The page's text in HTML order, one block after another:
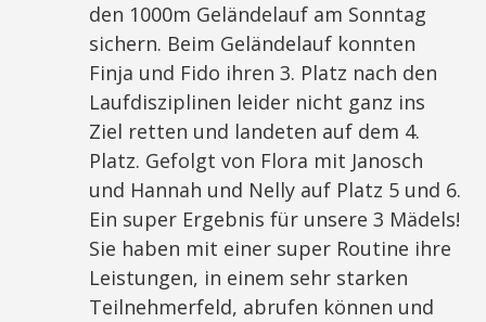
den 1000m Geländelauf am Sonntag
sichern. Beim Geländelauf konnten
Finja und Fido ihren 3. Platz nach den
Laufdisziplinen leider nicht ganz ins
Ziel retten und landeten auf dem 4.
Platz. Gefolgt von Flora mit Janosch
und Hannah und Nelly auf Platz 5 und 6.
Ein super Ergebnis für unsere 3 Mädels!
Sie haben mit einer super Routine ihre
Leistungen, in einem sehr starken
Teilnehmerfeld, abrufen können und